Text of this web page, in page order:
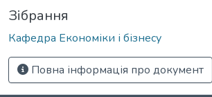
Зібрання
Кафедра Економіки і бізнесу
Повна інформація про документ